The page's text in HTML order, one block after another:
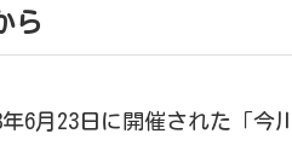
ら
6月23日に開催された「